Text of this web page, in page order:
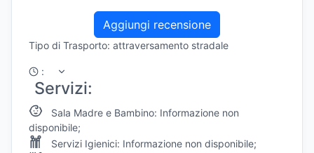
Aggiungi recensione
Tipo di Trasporto: attraversamento stradale
:
Servizi:
Sala Madre e Bambino: Informazione non
disponibile;
Servizi Igienici: Informazione non disponibile;